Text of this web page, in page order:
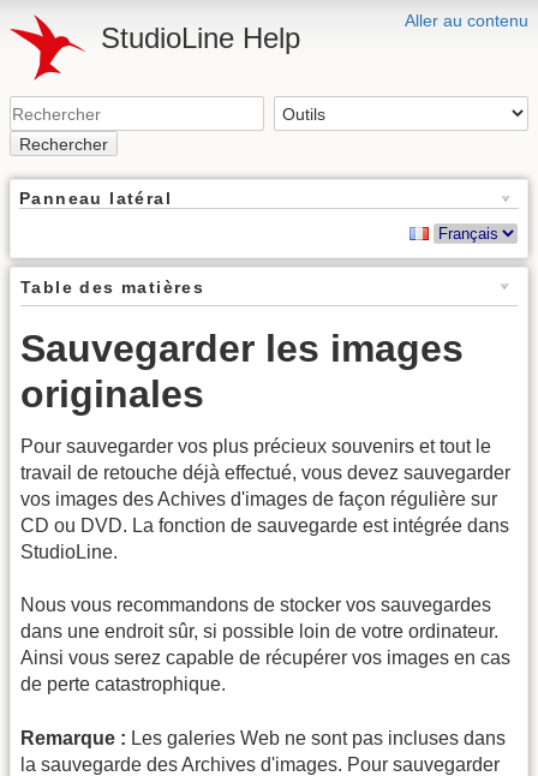
Aller au contenu
StudioLine Help
Rechercher
Panneau latéral
Table des matières
Sauvegarder les images
originales
Pour sauvegarder vos plus précieux souvenirs et tout le
travail de retouche déjà effectué, vous devez sauvegarder
vos images des Achives d'images de façon régulière sur
CD ou DVD. La fonction de sauvegarde est intégrée dans
StudioLine.
Nous vous recommandons de stocker vos sauvegardes
dans une endroit sûr, si possible loin de votre ordinateur.
Ainsi vous serez capable de récupérer vos images en cas
de perte catastrophique.
Remarque : Les galeries Web ne sont pas incluses dans
la sauvegarde des Archives d'images. Pour sauvegarder